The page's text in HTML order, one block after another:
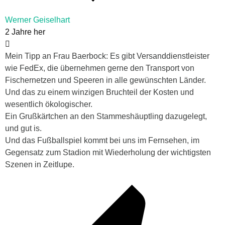
Werner Geiselhart
2 Jahre her
Mein Tipp an Frau Baerbock: Es gibt Versanddienstleister
wie FedEx, die übernehmen gerne den Transport von
Fischernetzen und Speeren in alle gewünschten Länder.
Und das zu einem winzigen Bruchteil der Kosten und
wesentlich ökologischer.
Ein Grußkärtchen an den Stammeshäuptling dazugelegt,
und gut is.
Und das Fußballspiel kommt bei uns im Fernsehen, im
Gegensatz zum Stadion mit Wiederholung der wichtigsten
Szenen in Zeitlupe.